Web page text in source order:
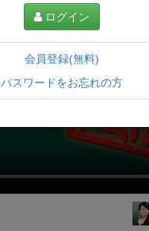
ログイン
会員登録(無料)
パスワードをお忘れの方